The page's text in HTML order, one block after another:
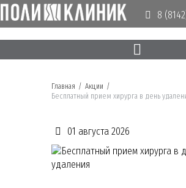
8
Главная / Акции /
Бесплатный прием хирурга в день
01 августа 2026